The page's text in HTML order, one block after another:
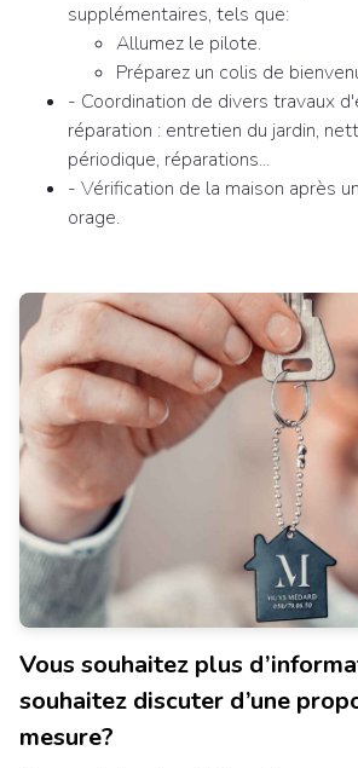
supplémentaires, tels que:
Allumez le pilote.
Préparez un colis de
- Coordination de divers travaux
réparation : entretien du jardin,
périodique, réparations...
- Vérification de la maison après
orage.
Vous souhaitez plus
souhaitez discuter d’une
mesure?